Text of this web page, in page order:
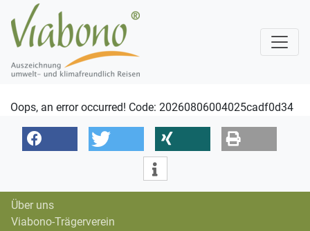
Oops, an error occurred! Code: 20260806004025cadf0d34
Über uns
Viabono-Trägerverein